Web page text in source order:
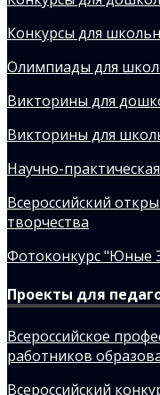
Конкурсы для
Олимпиады для
Викторины для
Викторины для
Научно-
Всероссийский
творчества
Фотоконкурс "Юные
Проекты для
Всероссийское
работников
Всероссийский